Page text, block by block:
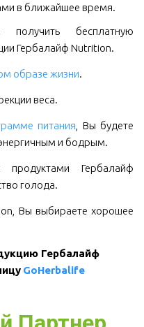
в ближайшее время.
бесплатную
Гербалайф Nutrition.
образе жизни.
веса.
питания , Вы будете
и бодрым.
Гербалайф
голода.
Вы выбираете хорошее
Гербалайф
GoHerbalife